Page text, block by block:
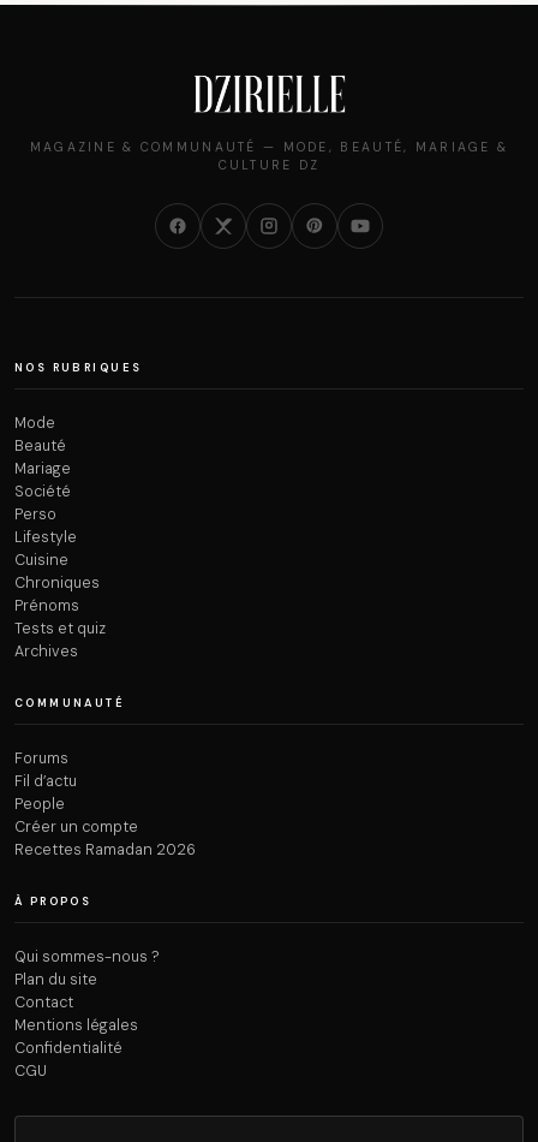
MAGAZINE & COMMUNAUTÉ — MODE, BEAUTÉ, MARIAGE &
CULTURE DZ
NOS RUBRIQUES
Mode
Beauté
Mariage
Société
Perso
Lifestyle
Cuisine
Chroniques
Prénoms
Tests et quiz
Archives
COMMUNAUTÉ
Forums
Fil d’actu
People
Créer un compte
Recettes Ramadan 2026
À PROPOS
Qui sommes-nous ?
Plan du site
Contact
Mentions légales
Confidentialité
CGU